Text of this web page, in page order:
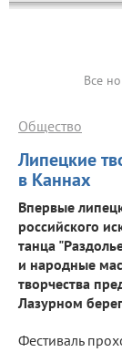
Все
Липецкие
в Каннах
Общество
Впервые
российского
танца
и народные
творчества
Лазурном
Фестиваль